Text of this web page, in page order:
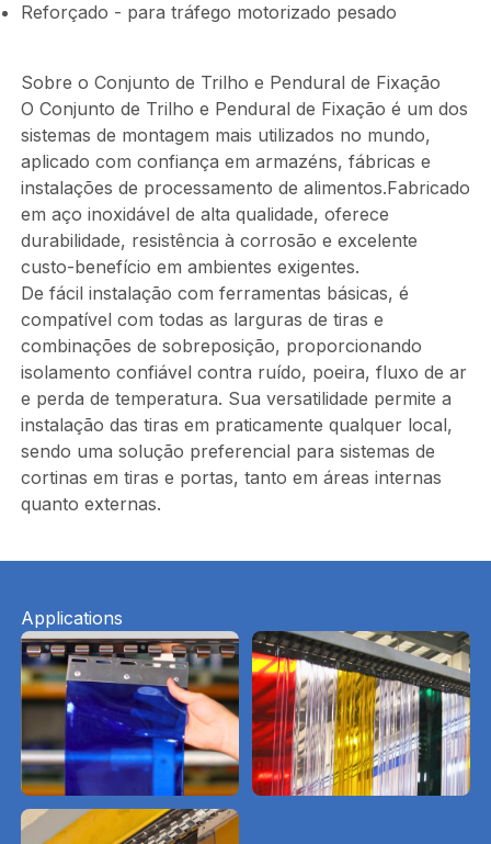
Reforçado - para tráfego motorizado pesado
Sobre o Conjunto de Trilho e Pendural de Fixação
O Conjunto de Trilho e Pendural de Fixação é um dos
sistemas de montagem mais utilizados no mundo,
aplicado com confiança em armazéns, fábricas e
instalações de processamento de alimentos.Fabricado
em aço inoxidável de alta qualidade, oferece
durabilidade, resistência à corrosão e excelente
custo-benefício em ambientes exigentes.
De fácil instalação com ferramentas básicas, é
compatível com todas as larguras de tiras e
combinações de sobreposição, proporcionando
isolamento confiável contra ruído, poeira, fluxo de ar
e perda de temperatura. Sua versatilidade permite a
instalação das tiras em praticamente qualquer local,
sendo uma solução preferencial para sistemas de
cortinas em tiras e portas, tanto em áreas internas
quanto externas.
Applications